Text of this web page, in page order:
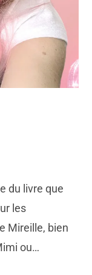
du livre que
les
Mireille, bien
ou…